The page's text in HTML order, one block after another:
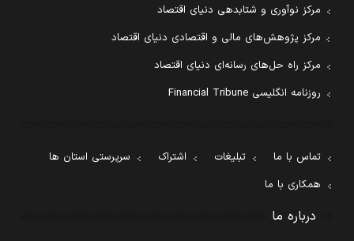
مرکز نوآوری و شتابدهی دنیای اقتصاد
مرکز پژوهش‌های مالی و اقتصادی دنیای اقتصاد
مرکز راه حل‌های رسانه‌ای دنیای اقتصاد
روزنامه انگلیسی Financial Tribune
تماس با ما تبلیغات اشتراک
سرپرستی استان ها
همکاری با ما
درباره ما